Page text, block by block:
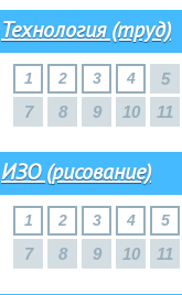
Технология (труд)
1 2 3 4 5
7
8 9 10 11
ИЗО (рисование)
1 2 3 4 5
7 8 9 10 11